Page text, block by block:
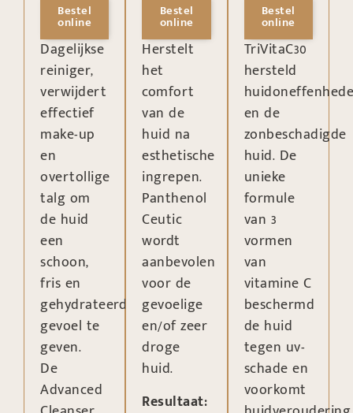
Bestel
online
Dagelijkse
reiniger,
verwijdert
effectief
make-up
en
overtollige
talg om
de huid
een
schoon,
fris en
gehydrateerd
gevoel te
geven.
De
Advanced
Bestel
online
Herstelt
het
comfort
van de
huid na
esthetische
ingrepen.
Panthenol
Ceutic
wordt
aanbevolen
voor de
gevoelige
en/of zeer
droge
huid.
Resultaat:
Bestel
online
TriVitaC30
hersteld
en de
zonbeschadigde
huid. De
unieke
formule
van 3
vormen
van
vitamine C
beschermd
de huid
tegen uv-
schade en
voorkomt